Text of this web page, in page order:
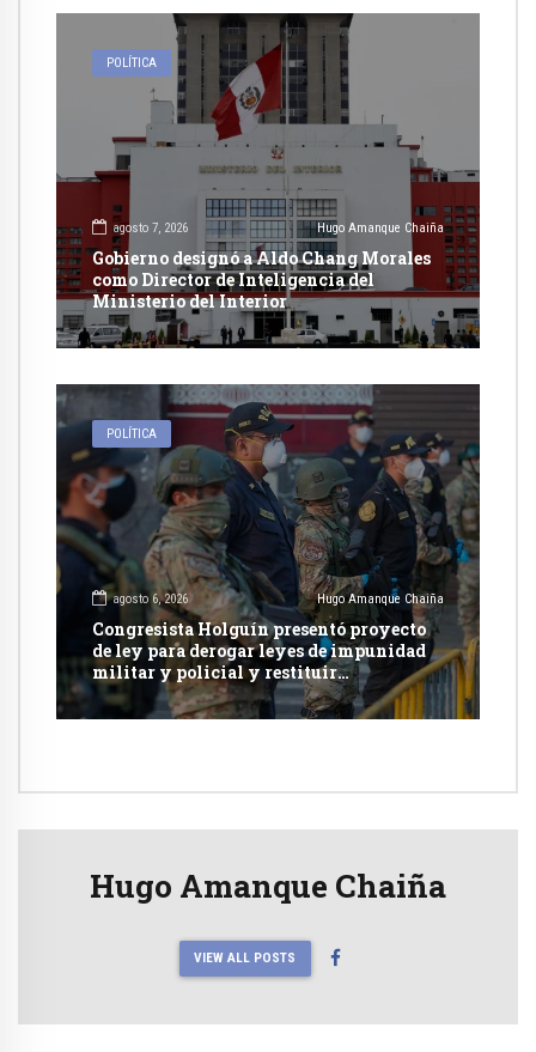
POLÍTICA
agosto 7, 2026 Hugo Amanque Chaiña
Gobierno designó a Aldo Chang Morales
como Director de Inteligencia del
Ministerio del Interior
POLÍTICA
agosto 6, 2026 Hugo Amanque Chaiña
Congresista Holguín presentó proyecto
de ley para derogar leyes de impunidad
militar y policial y restituir
competencia de justicia ordinaria
Hugo Amanque Chaiña
VIEW ALL POSTS